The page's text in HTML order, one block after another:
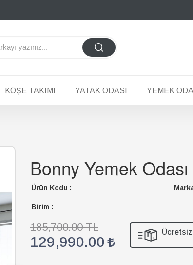
KÖŞE TAKIMI YATAK ODASI YEMEK
Bonny Yemek Odası
Ürün Kodu :
Birim :
185,700.00 TL
129,990.00